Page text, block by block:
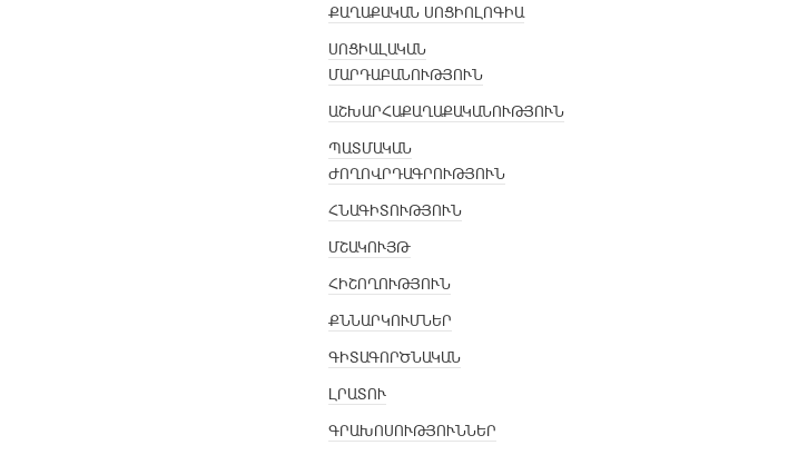
ՔԱՂԱՔԱԿԱՆ ՍՈՑԻՈԼՈԳԻԱ
ՍՈՑԻԱԼԱԿԱՆ
ՄԱՐԴԱԲԱՆՈՒԹՅՈՒՆ
ԱՇԽԱՐՀԱՔԱՂԱՔԱԿԱՆՈՒԹՅՈՒՆ
ՊԱՏՄԱԿԱՆ
ԺՈՂՈՎՐԴԱԳՐՈՒԹՅՈՒՆ
ՀՆԱԳԻՏՈՒԹՅՈՒՆ
ՄՇԱԿՈՒՅԹ
ՀԻՇՈՂՈՒԹՅՈՒՆ
ՔՆՆԱՐԿՈՒՄՆԵՐ
ԳԻՏԱԳՈՐԾՆԱԿԱՆ
ԼՐԱՏՈՒ
ԳՐԱԽՈՍՈՒԹՅՈՒՆՆԵՐ